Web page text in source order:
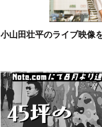
小山田壮平のライブ映像